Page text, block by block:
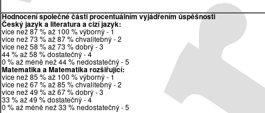
Hodnocení společné části procentuálním vyjádřením úspěšnosti
Český jazyk a literatura a cizí jazyk:
více než 87 % až 100 % výborný - 1
více než 73 % až 87 % chvalitebný - 2
více než 58 % až 73 % dobrý - 3
44 % až 58 % dostatečný - 4
0 % až méně než 44 % nedostatečný - 5
Matematika a Matematika rozšiřující:
více než 85 % až 100 % výborný - 1
více než 67 % až 85 % chvalitebný - 2
více než 49 % až 67 % dobrý - 3
33 % až 49 % dostatečný - 4
0 % až méně než 33 % nedostatečný - 5